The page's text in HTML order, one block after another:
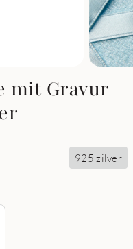
mit Gravur
925 zilver